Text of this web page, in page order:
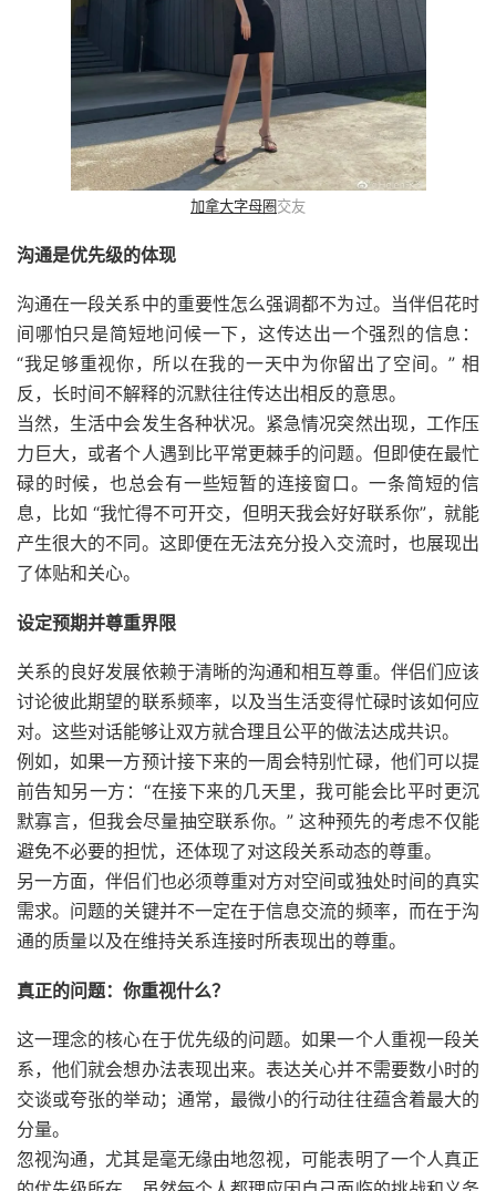
加拿大字母圈交友
沟通是优先级的体现
沟通在一段关系中的重要性怎么强调都不为过。当伴侣花时
间哪怕只是简短地问候一下，这传达出一个强烈的信息：
“我足够重视你，所以在我的一天中为你留出了空间。” 相
反，长时间不解释的沉默往往传达出相反的意思。
当然，生活中会发生各种状况。紧急情况突然出现，工作压
力巨大，或者个人遇到比平常更棘手的问题。但即使在最忙
碌的时候，也总会有一些短暂的连接窗口。一条简短的信
息，比如 “我忙得不可开交，但明天我会好好联系你”，就能
产生很大的不同。这即便在无法充分投入交流时，也展现出
了体贴和关心。
设定预期并尊重界限
关系的良好发展依赖于清晰的沟通和相互尊重。伴侣们应该
讨论彼此期望的联系频率，以及当生活变得忙碌时该如何应
对。这些对话能够让双方就合理且公平的做法达成共识。
例如，如果一方预计接下来的一周会特别忙碌，他们可以提
前告知另一方：“在接下来的几天里，我可能会比平时更沉
默寡言，但我会尽量抽空联系你。” 这种预先的考虑不仅能
避免不必要的担忧，还体现了对这段关系动态的尊重。
另一方面，伴侣们也必须尊重对方对空间或独处时间的真实
需求。问题的关键并不一定在于信息交流的频率，而在于沟
通的质量以及在维持关系连接时所表现出的尊重。
真正的问题：你重视什么？
这一理念的核心在于优先级的问题。如果一个人重视一段关
系，他们就会想办法表现出来。表达关心并不需要数小时的
交谈或夸张的举动；通常，最微小的行动往往蕴含着最大的
分量。
忽视沟通，尤其是毫无缘由地忽视，可能表明了一个人真正